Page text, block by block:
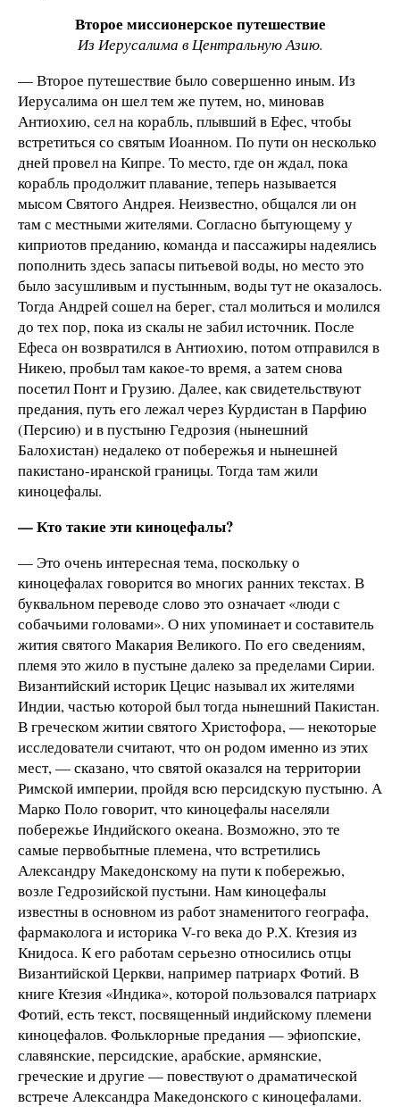
Второе миссионерское путешествие
Из Иерусалима в Центральную Азию.
— Второе путешествие было совершенно иным. Из
Иерусалима он шел тем же путем, но, миновав
Антиохию, сел на корабль, плывший в Ефес, чтобы
встретиться со святым Иоанном. По пути он несколько
дней провел на Кипре. То место, где он ждал, пока
корабль продолжит плавание, теперь называется
мысом Святого Андрея. Неизвестно, общался ли он
там с местными жителями. Согласно бытующему у
киприотов преданию, команда и пассажиры надеялись
пополнить здесь запасы питьевой воды, но место это
было засушливым и пустынным, воды тут не оказалось.
Тогда Андрей сошел на берег, стал молиться и молился
до тех пор, пока из скалы не забил источник. После
Ефеса он возвратился в Антиохию, потом отправился в
Никею, пробыл там какое-то время, а затем снова
посетил Понт и Грузию. Далее, как свидетельствуют
предания, путь его лежал через Курдистан в Парфию
(Персию) и в пустыню Гедрозия (нынешний
Балохистан) недалеко от побережья и нынешней
пакистано-иранской границы. Тогда там жили
киноцефалы.
— Кто такие эти киноцефалы?
— Это очень интересная тема, поскольку о
киноцефалах говорится во многих ранних текстах. В
буквальном переводе слово это означает «люди с
собачьими головами». О них упоминает и составитель
жития святого Макария Великого. По его сведениям,
племя это жило в пустыне далеко за пределами Сирии.
Византийский историк Цецис называл их жителями
Индии, частью которой был тогда нынешний Пакистан.
В греческом житии святого Христофора, — некоторые
исследователи считают, что он родом именно из этих
мест, — сказано, что святой оказался на территории
Римской империи, пройдя всю персидскую пустыню. А
Марко Поло говорит, что киноцефалы населяли
побережье Индийского океана. Возможно, это те
самые первобытные племена, что встретились
Александру Македонскому на пути к побережью,
возле Гедрозийской пустыни. Нам киноцефалы
известны в основном из работ знаменитого географа,
фармаколога и историка V-го века до Р.Х. Ктезия из
Книдоса. К его работам серьезно относились отцы
Византийской Церкви, например патриарх Фотий. В
книге Ктезия «Индика», которой пользовался патриарх
Фотий, есть текст, посвященный индийскому племени
киноцефалов. Фольклорные предания — эфиопские,
славянские, персидские, арабские, армянские,
греческие и другие — повествуют о драматической
встрече Александра Македонского с киноцефалами.